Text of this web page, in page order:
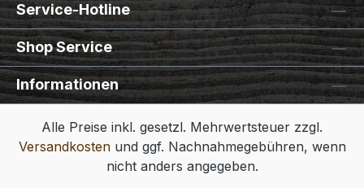
Service-Hotline
Shop Service
Informationen
Alle Preise inkl. gesetzl. Mehrwertsteuer zzgl.
Versandkostenund ggf. Nachnahmegebühren, wenn
nicht anders angegeben.